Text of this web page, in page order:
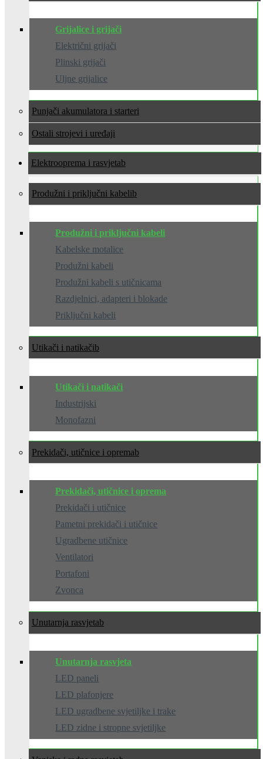
Grijalice i grijači
Električni grijači
Plinski grijači
Uljne grijalice
Punjači akumulatora i starteri
Ostali strojevi i uređaji
Elektrooprema i rasvjeta
Produžni i priključni kabeli
Produžni i priključni kabeli
Kabelske motalice
Produžni kabeli
Produžni kabeli s utičnicama
Razdjelnici, adapteri i blokade
Priključni kabeli
Utikači i natikači
Utikači i natikači
Industrijski
Monofazni
Prekidači, utičnice i oprema
Prekidači, utičnice i oprema
Prekidači i utičnice
Pametni prekidači i utičnice
Ugradbene utičnice
Ventilatori
Portafoni
Zvonca
Unutarnja rasvjeta
Unutarnja rasvjeta
LED paneli
LED plafonjere
LED ugradbene svjetiljke i trake
LED zidne i stropne svjetiljke